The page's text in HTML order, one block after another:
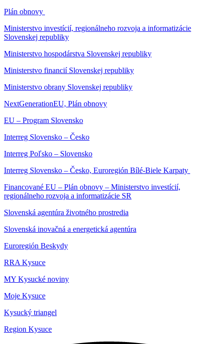
Plán obnovy
Ministerstvo investícií, regionálneho rozvoja a informatizácie
Slovenskej republiky
Ministerstvo hospodárstva Slovenskej republiky
Ministerstvo financií Slovenskej republiky
Ministerstvo obrany Slovenskej republiky
NextGenerationEU, Plán obnovy
EU – Program Slovensko
Interreg Slovensko – Česko
Interreg Poľsko – Slovensko
Interreg Slovensko – Česko, Euroregión Bílé-Biele Karpaty
Financované EU – Plán obnovy – Ministerstvo investícií,
regionálneho rozvoja a informatizácie SR
Slovenská agentúra životného prostredia
Slovenská inovačná a energetická agentúra
Euroregión Beskydy
RRA Kysuce
MY Kysucké noviny
Moje Kysuce
Kysucký triangel
Region Kysuce